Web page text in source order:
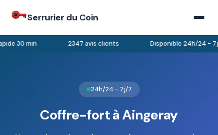
Serrurier du Coin
30 min 2347 avis clients Disponible 24h/24 - 7j/
24h/24 - 7j/7
Coffre-fort à Aingeray